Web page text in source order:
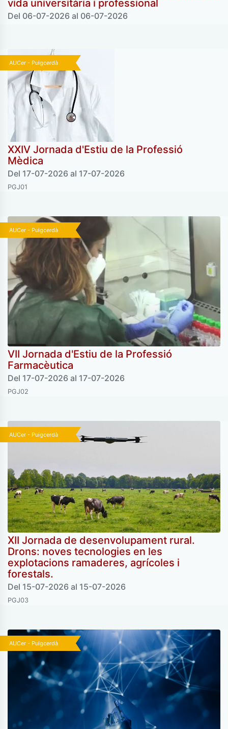
vida universitària i professional
Del 06-07-2026 al 06-07-2026
AUCer - Puigcerdà
XXIV Jornada d'Estiu de la Professió
Mèdica
Del 17-07-2026 al 17-07-2026
PGJ01
AUCer - Puigcerdà
VII Jornada d'Estiu de la Professió
Farmacèutica
Del 17-07-2026 al 17-07-2026
PGJ02
AUCer - Puigcerdà
XII Jornada de desenvolupament rural.
Drons: noves tecnologies en les
explotacions ramaderes, agrícoles i
forestals.
Del 15-07-2026 al 15-07-2026
PGJ03
AUCer - Puigcerdà